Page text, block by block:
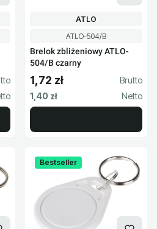
Kod produktu
ATLO-504/B
Brelok zbliżeniowy ATLO-
504/B czarny
PRODUCENT
ATLO
Cena brutto
1,72 zł
Cena netto
1,40 zł
Bestseller